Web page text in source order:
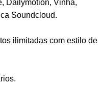
Dailymotion, Vinha,
Soundcloud.
ilimitadas com estilo de